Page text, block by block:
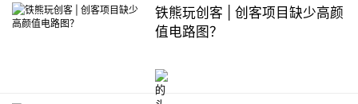
铁熊玩创客 | 创客项目缺少高颜
值电路图？